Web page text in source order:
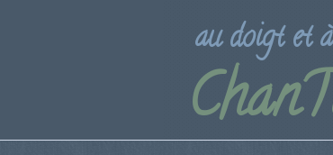
au doigt et